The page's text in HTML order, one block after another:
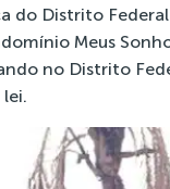
do Distrito
Meus
no Distrito